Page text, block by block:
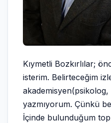
Kıymetli Bozkırlılar;
isterim. Belirteceğim
yazmıyorum. Çünkü
İçinde bulunduğum